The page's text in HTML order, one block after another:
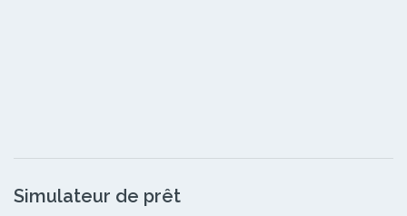
Simulateur de prêt